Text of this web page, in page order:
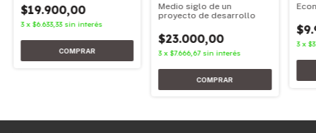
$19.900,00
3 x $6.633,33 sin interés
Medio siglo de un
proyecto de desarrollo
$23.000,00
3 x$7.666,67 sin interés
3 x